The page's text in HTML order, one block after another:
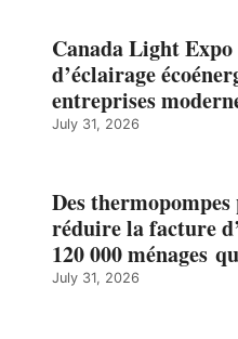
Canada Light
d’éclairage
entreprises
July 31, 2026
Des
réduire la facture
120 000 ménages
July 31, 2026